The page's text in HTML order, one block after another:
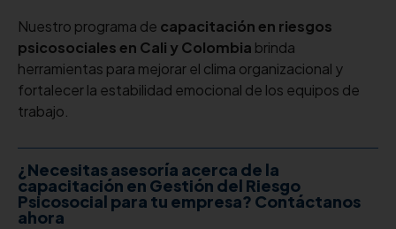
Nuestro programa de capacitación en riesgos
psicosociales en Cali y Colombia brinda
herramientas para mejorar el clima organizacional y
fortalecer la estabilidad emocional de los equipos de
trabajo.
¿Necesitas asesoría acerca de la
capacitación en Gestión del Riesgo
Psicosocial para tu empresa? Contáctanos
ahora